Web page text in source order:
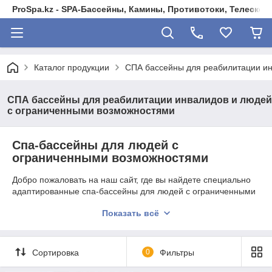
ProSpa.kz - SPA-Бассейны, Камины, Противотоки,
Каталог продукции СПА бассейны для реабилитации
СПА бассейны для реабилитации инвалидов и людей
с ограниченными возможностями
Спа-бассейны для людей с
ограниченными возможностями
Добро пожаловать на наш сайт, где вы найдете специально
адаптированные спа-бассейны для людей с ограниченными
бассейны с безбарьерным доступом и дополнительными
безопасности.
Особенности наших спа-бассейнов
Показать всё
Сортировка 0 Фильтры